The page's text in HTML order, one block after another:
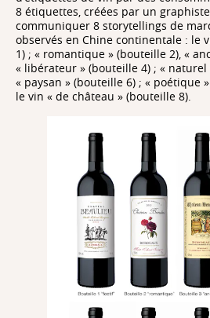
8 étiquettes, créées par un
communiquer 8 storytellings de
observés en Chine continentale : le
1) ; « romantique » (bouteille 2), «
« libérateur » (bouteille 4) ; « naturel
« paysan » (bouteille 6) ; « poétique
le vin « de château » (bouteille 8).